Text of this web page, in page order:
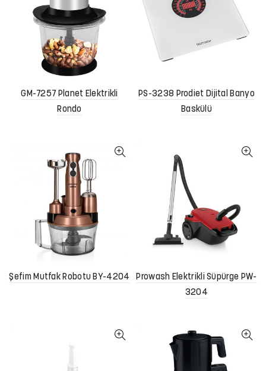
GM-7257 Planet Elektrikli
Rondo
PS-3238 Prodiet Dijital Banyo
Baskülü
Şefim Mutfak Robotu BY-4204
Prowash Elektrikli Süpürge PW-
3204